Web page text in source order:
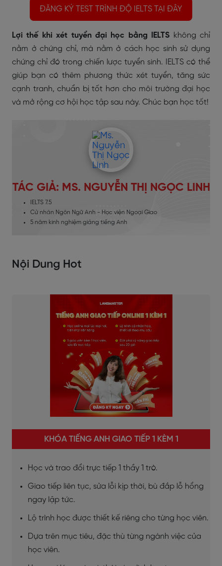
ĐĂNG KÝ TEST TRÌNH ĐỘ IELTS TẠI ĐÂY
Lợi thế khi xét tuyển đại học bằng IELTS không chỉ
nằm ở chứng chỉ, mà nằm ở cách học sinh sử dụng
chứng chỉ đó trong chiến lược tuyển sinh. IELTS có thể
giúp bạn có thêm phương thức xét tuyển, tăng sức
cạnh tranh, chuẩn bị tốt hơn cho môi trường đại học
và mở rộng cơ hội học tập sau này. Chúc bạn học tốt!
TÁC GIẢ: MS. NGUYỄN THỊ NGỌC LINH
IELTS 7.5
Cử nhân Ngôn Ngữ Anh - Học viện Ngoại Giao
5 năm kinh nghiệm giảng tiếng Anh
Nội Dung Hot
KHÓA TIẾNG ANH GIAO TIẾP 1 KÈM 1
Học và trao đổi trực tiếp 1 thầy 1 trò.
Giao tiếp liên tục, sửa lỗi kịp thời, bù đắp lỗ hổng
ngay lập tức.
Lộ trình học được thiết kế riêng cho từng học viên.
Dựa trên mục tiêu, đặc thù từng ngành việc của
học viên.